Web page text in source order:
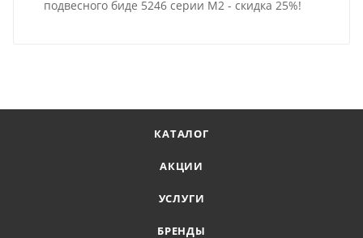
подвесного биде 5246 серии M2 - скидка 25%!
КАТАЛОГ
АКЦИИ
УСЛУГИ
БРЕНДЫ